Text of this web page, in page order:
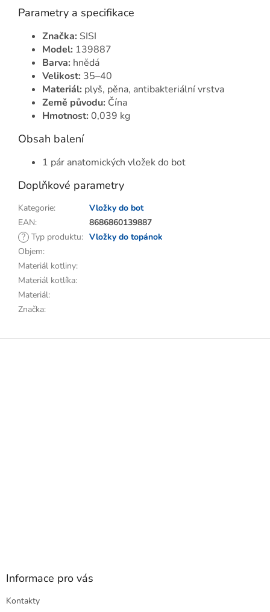
Parametry a specifikace
Značka: SISI
Model: 139887
Barva: hnědá
Velikost: 35–40
Materiál: plyš, pěna, antibakteriální vrstva
Země původu: Čína
Hmotnost: 0,039 kg
Obsah balení
1 pár anatomických vložek do bot
Doplňkové parametry
Kategorie:
Vložky do bot
EAN:
8686860139887
? Typ produktu: Vložky do topánok
Objem:
Materiál kotliny:
Materiál kotlíka:
Materiál:
Značka:
Z
Informace pro vás
Kontakty